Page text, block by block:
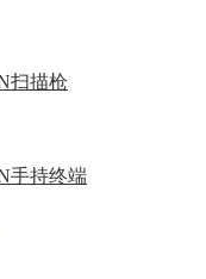
扫描枪
手持终端